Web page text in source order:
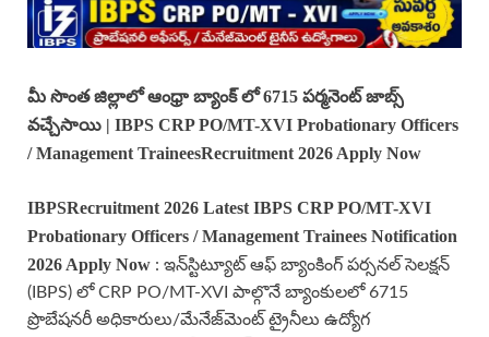
మీ సొంత జిల్లాలో ఆంధ్రా బ్యాంక్ లో 6715 పర్మనెంట్ జాబ్స్
వచ్చేసాయి | IBPS CRP PO/MT-XVI Probationary Officers
/ Management TraineesRecruitment 2026 Apply Now
IBPSRecruitment 2026 Latest IBPS CRP PO/MT-XVI
Probationary Officers / Management Trainees Notification
2026 Apply Now : ఇన్‌స్టిట్యూట్ ఆఫ్ బ్యాంకింగ్ పర్సనల్ సెలక్షన్
(IBPS) లో CRP PO/MT-XVI పాల్గొనే బ్యాంకులలో 6715
ప్రొబేషనరీ అధికారులు/మేనేజ్‌మెంట్ ట్రైనీలు ఉద్యోగ